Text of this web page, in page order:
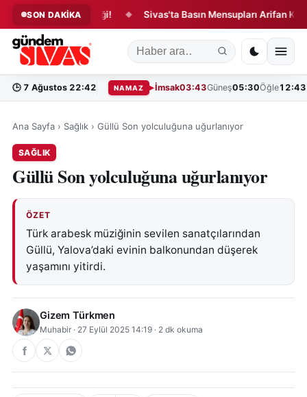
SON DAKİKA
Yangın Paniği! ◆ Sivas'ta Basın Mensupları Arifan
🕒 7 Ağustos 22:42 NAMAZ İmsak03:43Güneş05:30Öğle12:43
Ana Sayfa › Sağlık › Güllü Son yolculuğuna uğurlanıyor
SAĞLIK
Güllü Son yolculuğuna uğurlanıyor
ÖZET
Türk arabesk müziğinin sevilen sanatçılarından
Güllü, Yalova’daki evinin balkonundan düşerek
yaşamını yitirdi.
Gizem Türkmen
Muhabir · 27 Eylül 2025 14:19 · 2 dk okuma